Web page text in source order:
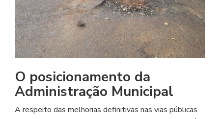
O posicionamento da
Administração Municipal
A respeito das melhorias definitivas nas vias públicas